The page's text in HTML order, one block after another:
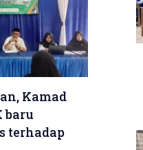
Kamad
baru
terhadap